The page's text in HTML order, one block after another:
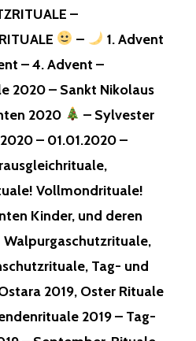
–
–
1. Advent
– 4. Advent –
2020 – Sankt Nikolaus
2020
– Sylvester
2020 – 01.01.2020 –
Vollmondrituale!
Kinder, und deren
Tag- und
2019, Oster Rituale
2019 – Tag-